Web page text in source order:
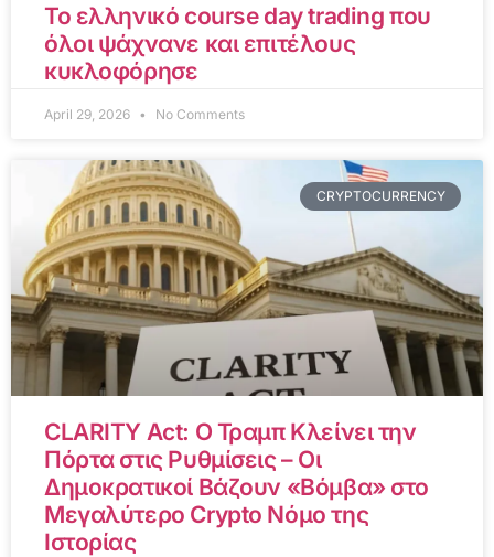
Το ελληνικό course day trading που
όλοι ψάχνανε και επιτέλους
κυκλοφόρησε
April 29, 2026 No Comments
CRYPTOCURRENCY
CLARITY Act: Ο Τραμπ Κλείνει την
Πόρτα στις Ρυθμίσεις – Οι
Δημοκρατικοί Βάζουν «Βόμβα» στο
Μεγαλύτερο Crypto Νόμο της
Ιστορίας